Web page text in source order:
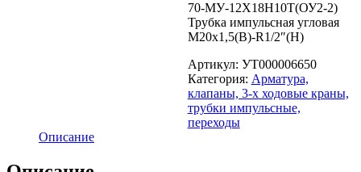
70-МУ-12Х18Н10Т(ОУ2-2)
Трубка импульсная угловая
М20х1,5(В)-R1/2″(Н)
Артикул: УТ000006650
Категория: Арматура,
клапаны, 3-х ходовые краны,
трубки импульсные,
переходы
Описание